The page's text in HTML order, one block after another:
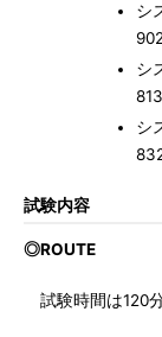
シ
シ
シ
試験内容
◎ROUTE
試験時間は120